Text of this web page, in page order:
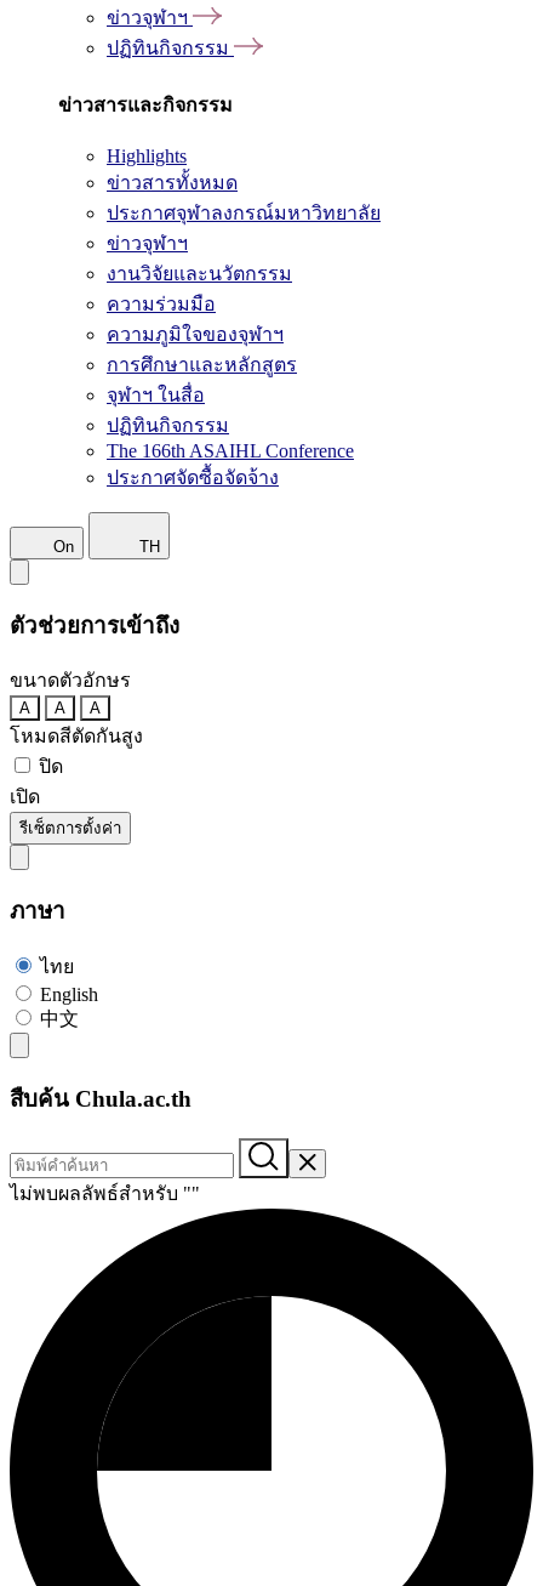
ข่าวจุฬาฯ
ปฏิทินกิจกรรม
ข่าวสารและกิจกรรม
Highlights
ข่าวสารทั้งหมด
ประกาศจุฬาลงกรณ์มหาวิทยาลัย
ข่าวจุฬาฯ
งานวิจัยและนวัตกรรม
ความร่วมมือ
ความภูมิใจของจุฬาฯ
การศึกษาและหลักสูตร
จุฬาฯ ในสื่อ
ปฏิทินกิจกรรม
The 166th ASAIHL Conference
ประกาศจัดซื้อจัดจ้าง
On TH
ตัวช่วยการเข้าถึง
ขนาดตัวอักษร
A A A
โหมดสีตัดกันสูง
ปิด
เปิด
รีเซ็ตการตั้งค่า
ภาษา
ไทย
English
中文
สืบค้น Chula.ac.th
ไม่พบผลลัพธ์สำหรับ ""